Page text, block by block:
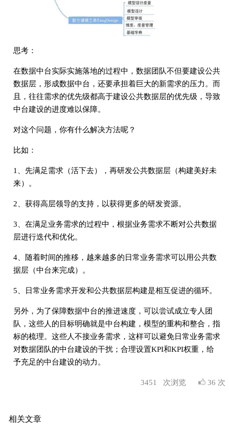
思考：
在数据中台实际实施落地的过程中，数据团队不但要建设公共
数据层，形成数据中台，还要承担着巨⼤的新需求的压⼒。⽽
且，往往需求的优先级都⾼于建设公共数据层的优先级，导致
中台建设的进度难以保障。
对这个问题，你有什么解决⽅法呢？
比如：
1、先满⾜需求（活下去），再研发公共数据层（构建美好未
来）。
2、获得⾼层领导的⽀持，以获得更多的研发资源。
3、在满⾜业务需求的过程中，根据业务需求不断对公共数据
层进⾏迭代和优化。
4、随着时间的推移，越来越多的⽇常业务需求可以⽤公共数
据层（中台来完成）。
5、⽇常业务需求开发和公共数据层构建是相互促进的循环。
另外，为了保障数据中台的推进速度，可以尝试成⽴专⼈团
队，这些⼈的⽬标明确就是中台构建，模型的重构和整合，指
标的梳理。这些⼈不接业务需求，这样可以避免⽇常业务需求
对数据团队的中台建设的⼲扰；合理设置KPI和KPI权重，给
予充足的中台建设的动⼒。
3451 次浏览 36 次
相关文章